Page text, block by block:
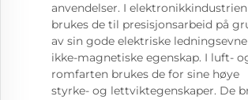
anvendelser. I elektronikkindustrien
brukes de til presisjonsarbeid på
av sin gode elektriske
ikke-magnetiske egenskap. I luft-
romfarten brukes de for sine høye
styrke- og lettviktegenskaper. De